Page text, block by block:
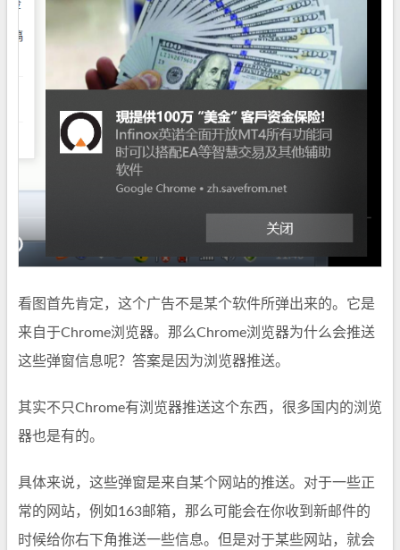
看图首先肯定，这个广告不是某个软件所弹出来的。它是
来自于Chrome浏览器。那么Chrome浏览器为什么会推送
这些弹窗信息呢？答案是因为浏览器推送。
其实不只Chrome有浏览器推送这个东西，很多国内的浏览
器也是有的。
具体来说，这些弹窗是来自某个网站的推送。对于一些正
常的网站，例如163邮箱，那么可能会在你收到新邮件的
时候给你右下角推送一些信息。但是对于某些网站，就会